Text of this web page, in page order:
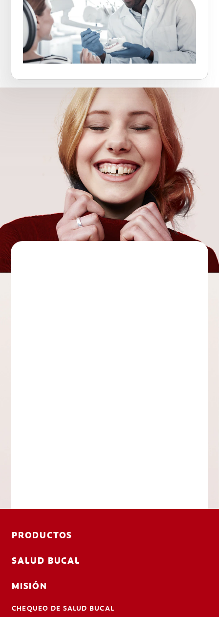
PRODUCTOS
SALUD BUCAL
MISIÓN
CHEQUEO DE SALUD BUCAL